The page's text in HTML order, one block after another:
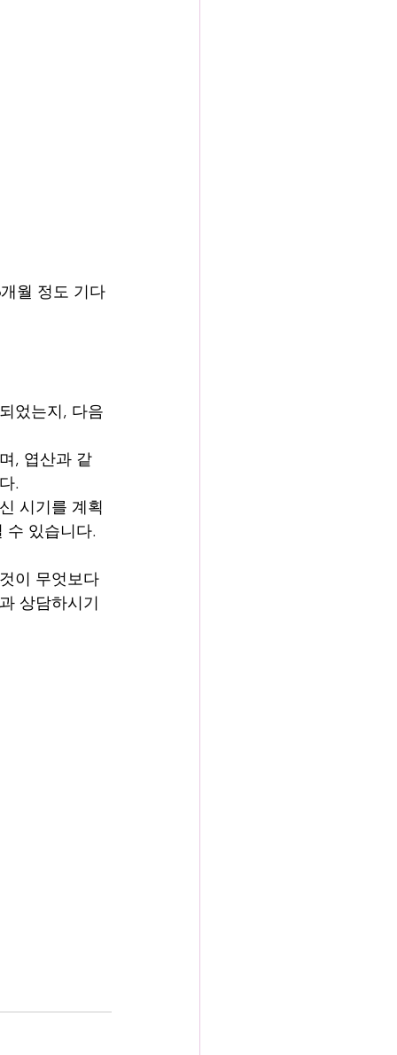
월 정도 기다
었는지, 다음
, 엽산과 같
.
시기를 계획
수 있습니다.
이 무엇보다
상담하시기